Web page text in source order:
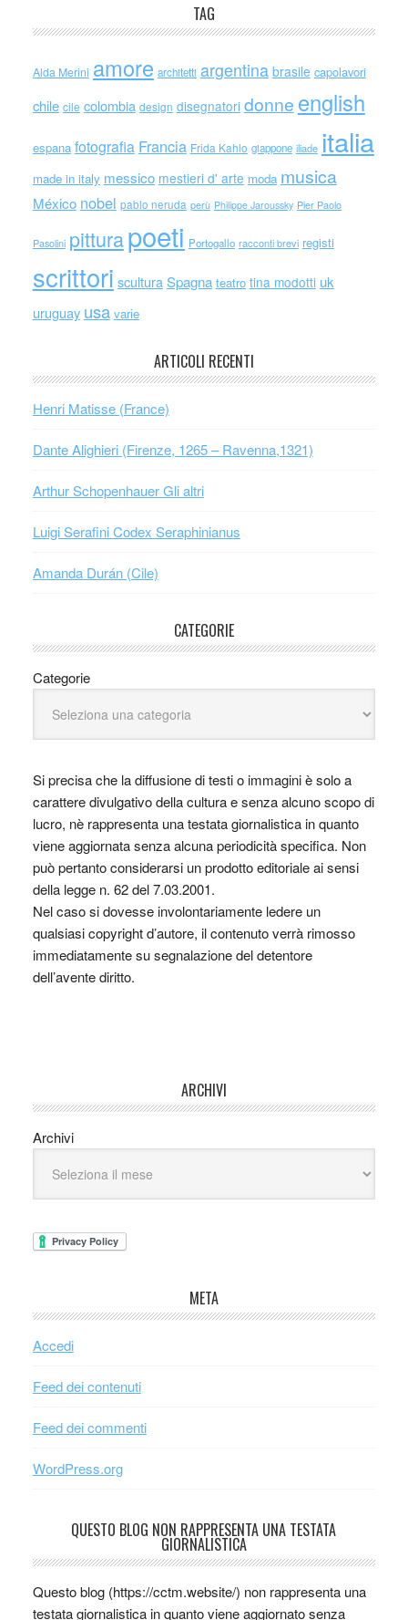
TAG
Alda Merini amore architetti argentina brasile capolavori
chile cile colombia design disegnatori donne english
espana fotografia Francia Frida Kahlo giappone iliade italia
made in italy messico mestieri d' arte moda musica
México nobel pablo neruda perù Philippe Jaroussky Pier Paolo
Pasolini pitturapoeti Portogallo racconti brevi registi
scrittori scultura Spagna teatro tina modotti uk
uruguay usa varie
ARTICOLI RECENTI
Henri Matisse (France)
Dante Alighieri (Firenze, 1265 – Ravenna,1321)
Arthur Schopenhauer Gli altri
Luigi Serafini Codex Seraphinianus
Amanda Durán (Cile)
CATEGORIE
Categorie
Si precisa che la diffusione di testi o immagini è solo a
carattere divulgativo della cultura e senza alcuno scopo di
lucro, nè rappresenta una testata giornalistica in quanto
viene aggiornata senza alcuna periodicità specifica. Non
può pertanto considerarsi un prodotto editoriale ai sensi
della legge n. 62 del 7.03.2001.
Nel caso si dovesse involontariamente ledere un
qualsiasi copyright d’autore, il contenuto verrà rimosso
immediatamente su segnalazione del detentore
dell’avente diritto.
ARCHIVI
Archivi
META
Accedi
Feed dei contenuti
Feed dei commenti
WordPress.org
QUESTO BLOG NON RAPPRESENTA UNA TESTATA
GIORNALISTICA
Questo blog (https://cctm.website/) non rappresenta una
testata giornalistica in quanto viene aggiornato senza